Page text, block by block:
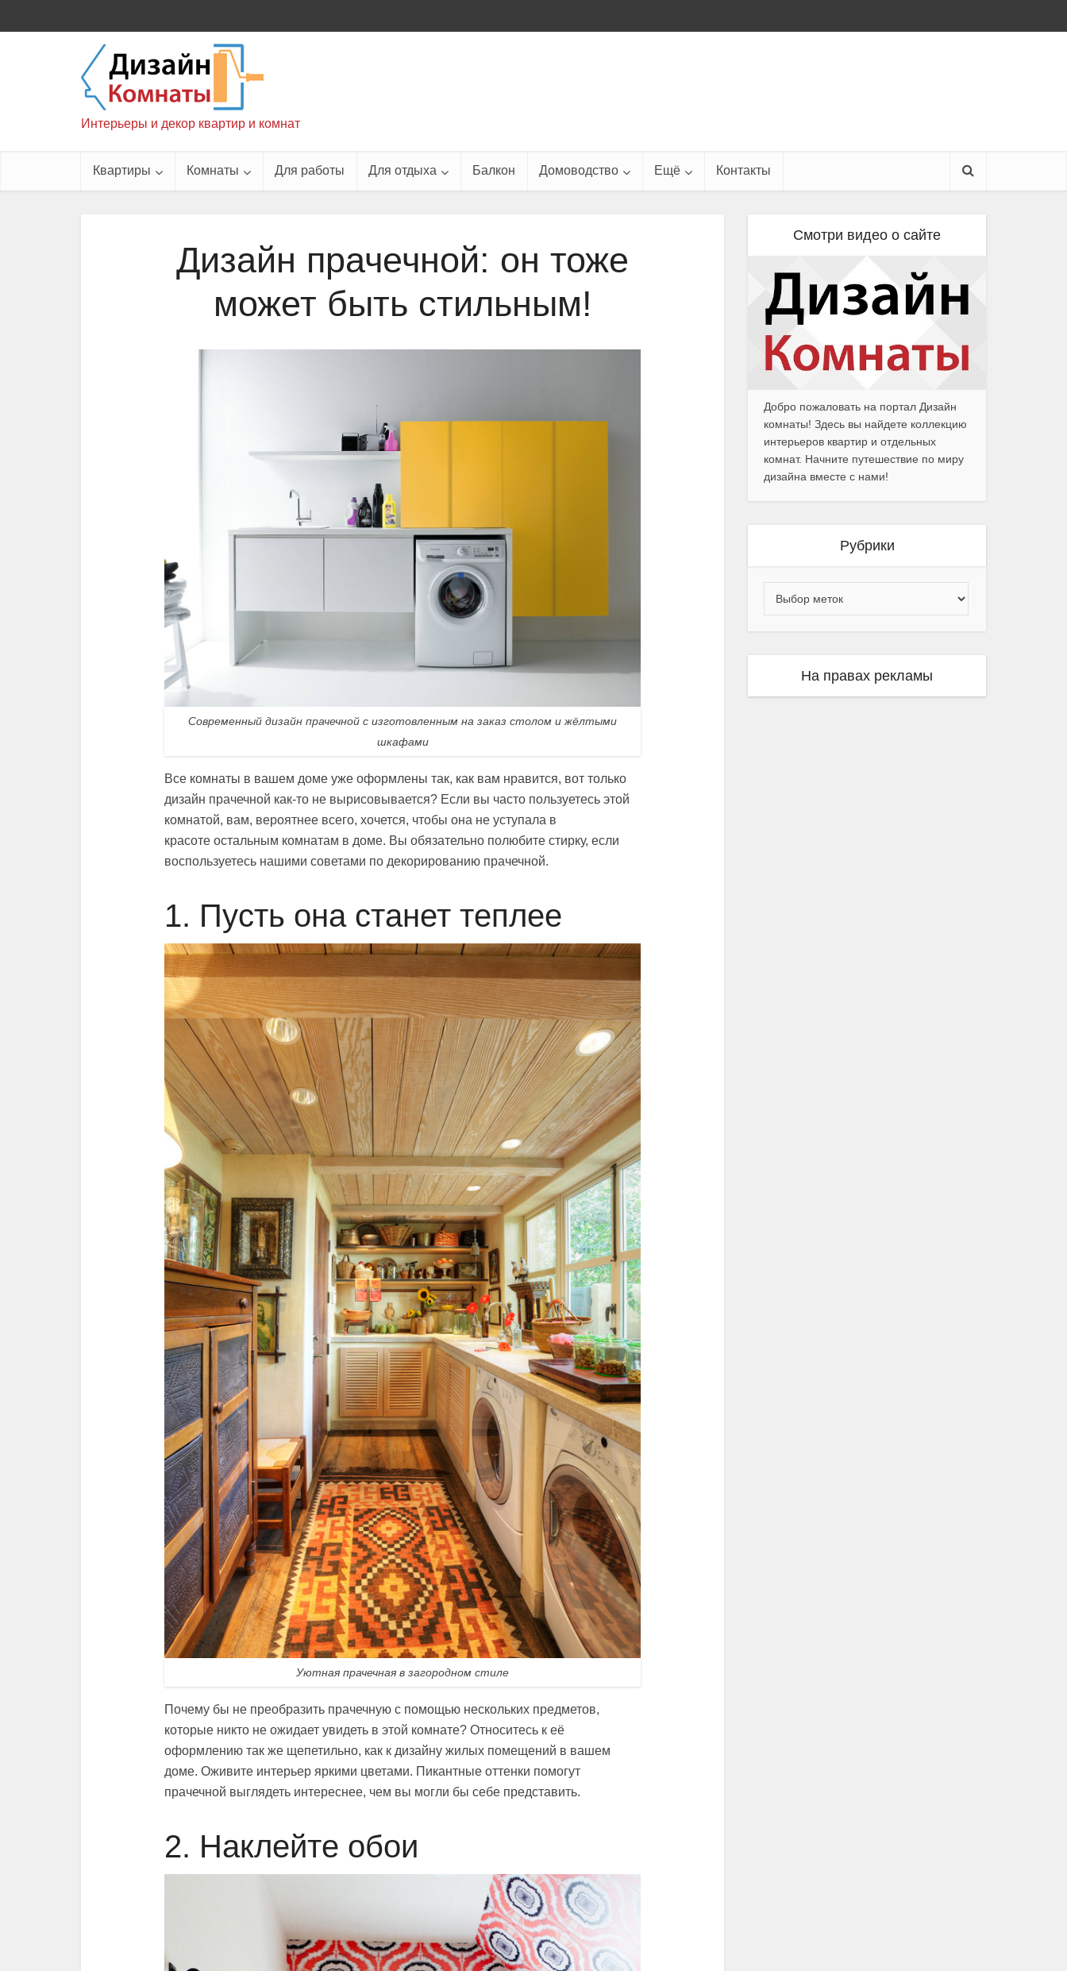
Интерьеры и декор квартир и комнат
Квартиры Комнаты Для работы Для отдыха Балкон Домоводство Ещё Контакты
Дизайн прачечной: он тоже
может быть стильным!
Современный дизайн прачечной с изготовленным на заказ столом и жёлтыми
шкафами
Все комнаты в вашем доме уже оформлены так, как вам нравится, вот только
дизайн прачечной как-то не вырисовывается? Если вы часто пользуетесь этой
комнатой, вам, вероятнее всего, хочется, чтобы она не уступала в
красоте остальным комнатам в доме. Вы обязательно полюбите стирку, если
воспользуетесь нашими советами по декорированию прачечной.
1. Пусть она станет теплее
Уютная прачечная в загородном стиле
Почему бы не преобразить прачечную с помощью нескольких предметов,
которые никто не ожидает увидеть в этой комнате? Относитесь к её
оформлению так же щепетильно, как к дизайну жилых помещений в вашем
доме. Оживите интерьер яркими цветами. Пикантные оттенки помогут
прачечной выглядеть интереснее, чем вы могли бы себе представить.
2. Наклейте обои
Смотри видео о сайте
Добро пожаловать на портал Дизайн
комнаты! Здесь вы найдете коллекцию
интерьеров квартир и отдельных
комнат. Начните путешествие по миру
дизайна вместе с нами!
Рубрики
На правах рекламы